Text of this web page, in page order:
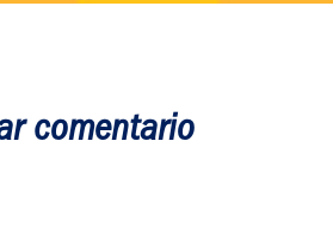
comentario